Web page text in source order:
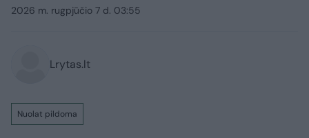
2026 m. rugpjūčio 7 d. 03:55
Lrytas.lt
Nuolat pildoma